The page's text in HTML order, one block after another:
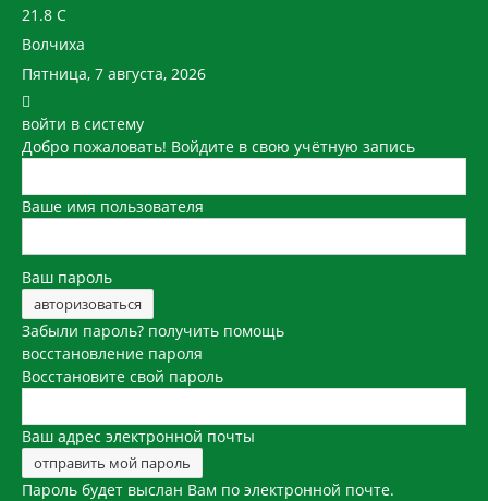
21.8 C
Волчиха
Пятница, 7 августа, 2026
войти в систему
Добро пожаловать! Войдите в свою учётную запись
Ваше имя пользователя
Ваш пароль
Забыли пароль? получить помощь
восстановление пароля
Восстановите свой пароль
Ваш адрес электронной почты
Пароль будет выслан Вам по электронной почте.